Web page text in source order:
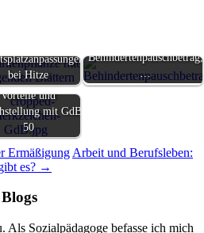
bei Hitze
Behindertenpauschbetrag,
…
20, 30 und 40:
Vorteile und
mit GdB
50
Ermäßigung Arbeit und Berufsleben:
es? →
Als Sozialpädagoge befasse ich mich